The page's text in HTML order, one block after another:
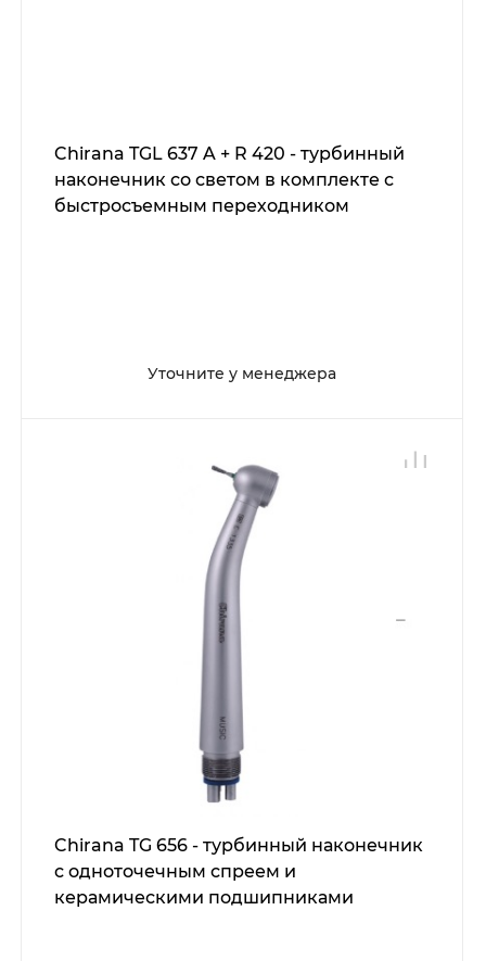
Chirana TGL 637 A + R 420 - турбинный
наконечник со светом в комплекте с
быстросъемным переходником
Уточните у менеджера
Chirana TG 656 - турбинный наконечник
с одноточечным спреем и
керамическими подшипниками